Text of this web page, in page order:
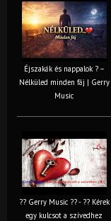
Éjszakák és nappalok ? –
Nélküled minden fáj | Gerry
Music
?? Gerry Music ?? - ?? Kérek
egy kulcsot a szívedhez